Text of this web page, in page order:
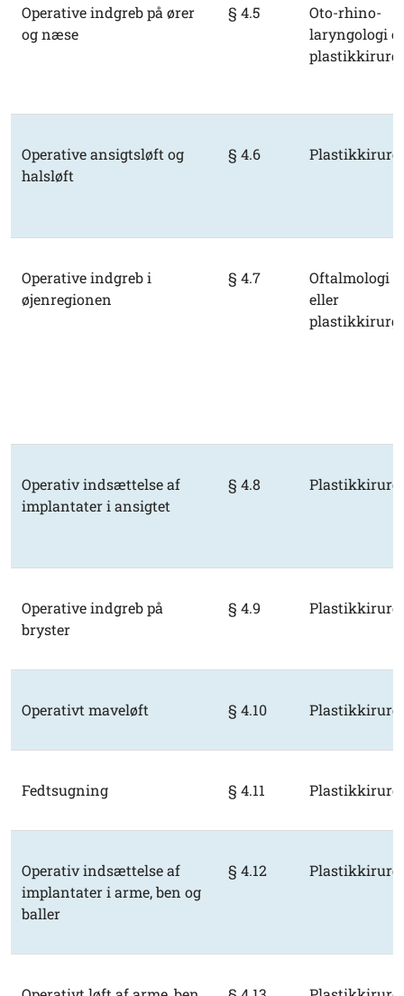
Operative indgreb på ører
og næse
§ 4.5
Oto-rhino-
laryngologi
plastikkirurgi
Operative ansigtsløft og
halsløft
§ 4.6 Plastikkirurgi
Operative indgreb i
øjenregionen
§ 4.7
Oftalmologi
eller
plastikkirurgi
Operativ indsættelse af
implantater i ansigtet
§ 4.8 Plastikkirurgi
Operative indgreb på
bryster
§ 4.9 Plastikkirurgi
Operativt maveløft § 4.10 Plastikkirurgi
Fedtsugning § 4.11 Plastikkirurgi
Operativ indsættelse af
implantater i arme, ben og
baller
§ 4.12 Plastikkirurgi